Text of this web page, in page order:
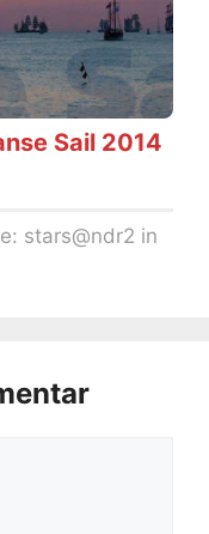
Sail 2014
stars@ndr2 in